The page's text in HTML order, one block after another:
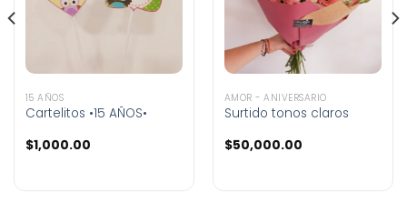
15 AÑOS
Cartelitos •15 AÑOS•
$1,000.00
AMOR - ANIVERSARIO
Surtido tonos claros
$50,000.00